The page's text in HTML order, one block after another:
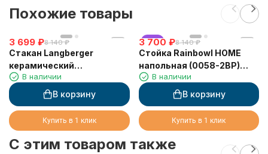
Похожие товары
3 699 ₽8 140 ₽
Стакан Langberger
керамический
настольный круглый
10913A
В наличии
В корзину
Купить в 1 клик
хит
3 700 ₽8 140 ₽
Стойка Rainbowl HOME
напольная (0058-2BP)
черная
В наличии
В корзину
Купить в 1 клик
C этим товаром также